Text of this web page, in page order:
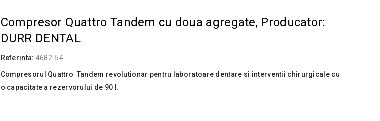
Compresor Quattro Tandem cu doua agregate, Producator:
DURR DENTAL
Referinta: 4682-54
Compresorul Quattro Tandem revolutionar pentru laboratoare dentare si interventii chirurgicale cu
o capacitate a rezervorului de 90 l.